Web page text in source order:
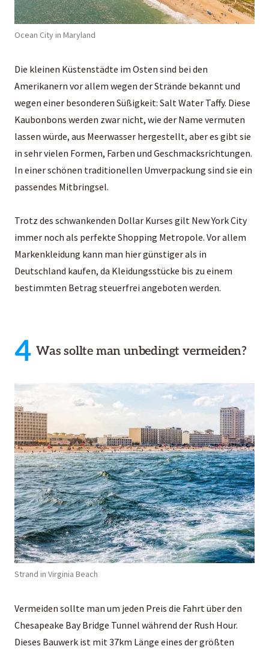
Ocean City in Maryland
Die kleinen Küstenstädte im Osten sind bei den
Amerikanern vor allem wegen der Strände bekannt und
wegen einer besonderen Süßigkeit: Salt Water Taffy. Diese
Kaubonbons werden zwar nicht, wie der Name vermuten
lassen würde, aus Meerwasser hergestellt, aber es gibt sie
in sehr vielen Formen, Farben und Geschmacksrichtungen.
In einer schönen traditionellen Umverpackung sind sie ein
passendes Mitbringsel.
Trotz des schwankenden Dollar Kurses gilt New York City
immer noch als perfekte Shopping Metropole. Vor allem
Markenkleidung kann man hier günstiger als in
Deutschland kaufen, da Kleidungsstücke bis zu einem
bestimmten Betrag steuerfrei angeboten werden.
4 Was sollte man unbedingt vermeiden?
Strand in Virginia Beach
Vermeiden sollte man um jeden Preis die Fahrt über den
Chesapeake Bay Bridge Tunnel während der Rush Hour.
Dieses Bauwerk ist mit 37km Länge eines der größten